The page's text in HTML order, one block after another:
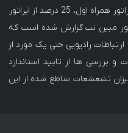
آنتن های اپراتور ایرانسل، 25 درصد از اپراتور همراه اول، 25 درصد از اپراتور
و 3 درصد از اپراتور مبین نت گزارش شده است که
رادیویی حتی یک مورد از
و بررسی ها از تایید استاندارد
تشعشعات ساطع شده از این